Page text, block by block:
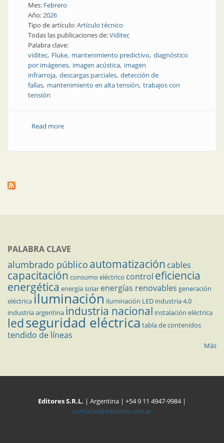
Mes: Febrero
Año:2026
Tipo de artículo:Artículo técnico
Todas las publicaciones de:Viditec
Palabra clave:
viditec Fluke mantenimiento predictivo diagnóstico
por imágenes imagen acústica imagen
infrarroja descargas parciales detección de
fallas mantenimiento en alta tensión trabajos con
tensión
Read moreabout Diagnóstico por imágenes en mantenimiento
PALABRA CLAVE
alumbrado público automatización cables
capacitación consumo eléctrico control eficiencia
energética energía solar energías renovables generación
eléctricailuminación iluminación LED industria 4.0
industria argentina industria nacional instalación eléctrica
ledseguridad eléctrica tabla de contenidos
tendido de líneas
Más
Editores S.R.L. | Argentina | +54 9 11 4947-9984 |
contacto@editores.com.ar